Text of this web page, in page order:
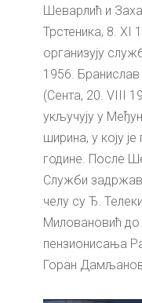
Шеварлић и
Трстеника, 8. XI
организују
1956.
(Сента, 20. VIII
укључују у
ширина, у коју
године. После
Служби
челу су Ђ.
Миловановић
пензионисања
Горан